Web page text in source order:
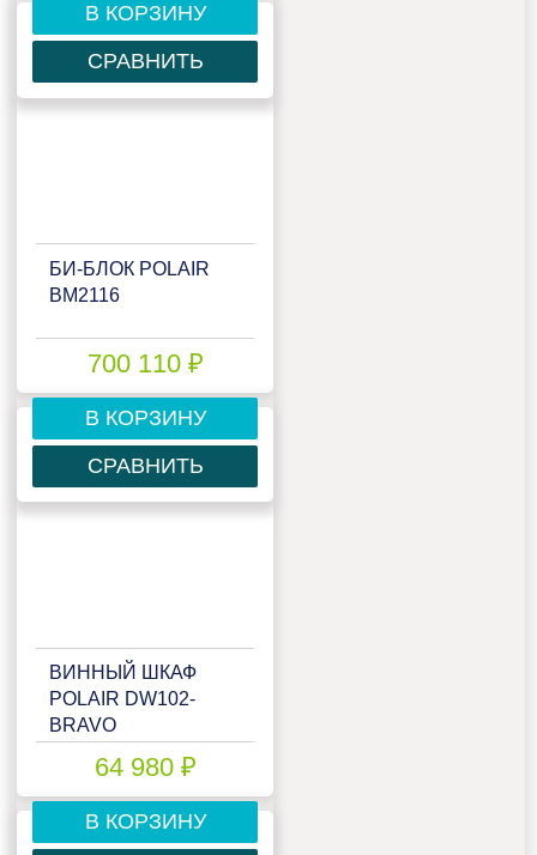
В КОРЗИНУ
СРАВНИТЬ
БИ‑БЛОК POLAIR
BM2116
700 110 ₽
В КОРЗИНУ
СРАВНИТЬ
ВИННЫЙ ШКАФ
POLAIR DW102-
BRAVO
64 980 ₽
В КОРЗИНУ